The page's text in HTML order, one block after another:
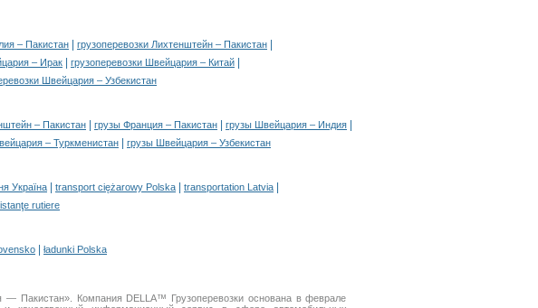
– Пакистан грузоперевозки Лихтенштейн – Пакистан
– Ирак грузоперевозки Швейцария – Китай
Швейцария – Узбекистан
– Пакистан грузы Франция – Пакистан грузы Швейцария – Индия
– Туркменистан грузы Швейцария – Узбекистан
Україна transport ciężarowy Polska transportation Latvia
rutiere
ładunki Polska
— Пакистан». Компания DELLA™ Грузоперевозки основана в феврале